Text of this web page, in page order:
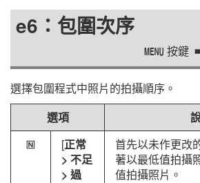
e6：包圍次序
G 按鍵
選擇包圍程式中照片的拍攝順序。
選項
H [正常
> 不足
> 過
首先以未作更改
著以最低值拍攝
值拍攝照片。